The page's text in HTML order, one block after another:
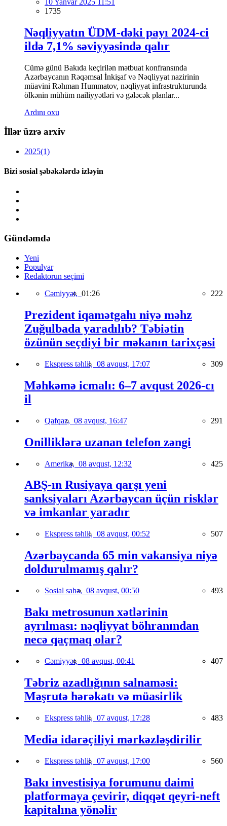
10 Yanvar 2025 11:51
1735
Nəqliyyatın ÜDM-dəki payı 2024-ci
ildə 7,1% səviyyəsində qalır
Cümə günü Bakıda keçirilən mətbuat konfransında
Azərbaycanın Rəqəmsal İnkişaf və Nəqliyyat nazirinin
müavini Rəhman Hummatov, nəqliyyat infrastrukturunda
ölkənin mühüm nailiyyətləri və gələcək planlar...
Ardını oxu
İllər üzrə arxiv
2025(1)
Bizi sosial şəbəkələrdə izləyin
Gündəmdə
Yeni
Populyar
Redaktorun seçimi
Cəmiyyət, 01:26 222
Prezident iqamətgahı niyə məhz
Zuğulbada yaradılıb? Təbiətin
özünün seçdiyi bir məkanın tarixçəsi
Ekspress təhlil, 08 avqust, 17:07 309
Məhkəmə icmalı: 6–7 avqust 2026-cı
il
Qafqaz, 08 avqust, 16:47 291
Onilliklərə uzanan telefon zəngi
Amerika, 08 avqust, 12:32 425
ABŞ-ın Rusiyaya qarşı yeni
sanksiyaları Azərbaycan üçün risklər
və imkanlar yaradır
Ekspress təhlil, 08 avqust, 00:52 507
Azərbaycanda 65 min vakansiya niyə
doldurulmamış qalır?
Sosial sahə, 08 avqust, 00:50 493
Bakı metrosunun xətlərinin
ayrılması: nəqliyyat böhranından
necə qaçmaq olar?
Cəmiyyət, 08 avqust, 00:41 407
Təbriz azadlığının salnaməsi:
Məşrutə hərəkatı və müasirlik
Ekspress təhlil, 07 avqust, 17:28 483
Media idarəçiliyi mərkəzləşdirilir
Ekspress təhlil, 07 avqust, 17:00 560
Bakı investisiya forumunu daimi
platformaya çevirir, diqqət qeyri-neft
kapitalına yönəlir